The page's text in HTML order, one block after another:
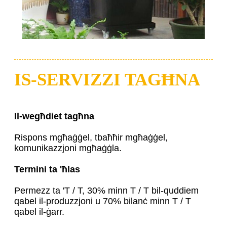
IS-SERVIZZI TAGĦNA
Il-wegħdiet tagħna
Rispons mgħaġġel, tbaħħir mgħaġġel,
komunikazzjoni mgħaġġla.
Termini ta 'ħlas
Permezz ta 'T / T, 30% minn T / T bil-quddiem
qabel il-produzzjoni u 70% bilanċ minn T / T
qabel il-ġarr.